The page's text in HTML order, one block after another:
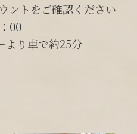
トをご確認ください
00
より車で約25分